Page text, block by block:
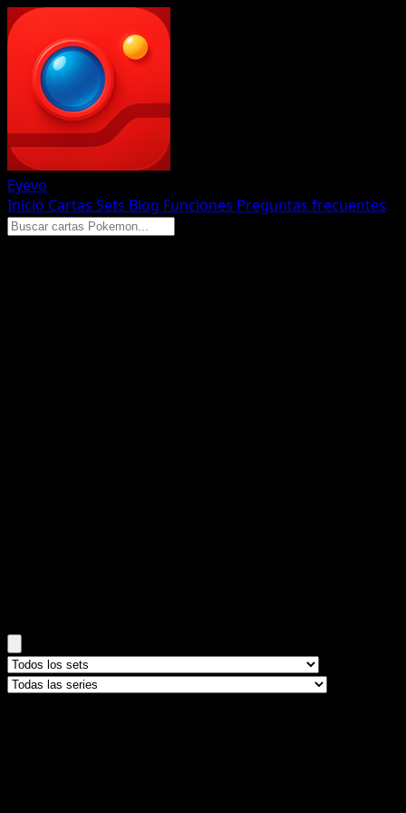
Eyevo
Inicio Cartas Sets Blog Funciones Preguntas frecuentes